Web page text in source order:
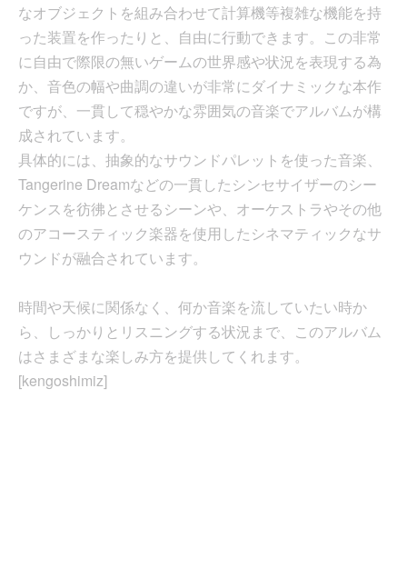
なオブジェクトを組み合わせて計算機等複雑な機能を持
った装置を作ったりと、自由に行動できます。この非常
に自由で際限の無いゲームの世界感や状況を表現する為
か、音色の幅や曲調の違いが非常にダイナミックな本作
ですが、一貫して穏やかな雰囲気の音楽でアルバムが構
成されています。
具体的には、抽象的なサウンドパレットを使った音楽、
Tangerine Dreamなどの一貫したシンセサイザーのシー
ケンスを彷彿とさせるシーンや、オーケストラやその他
のアコースティック楽器を使用したシネマティックなサ
ウンドが融合されています。
時間や天候に関係なく、何か音楽を流していたい時か
ら、しっかりとリスニングする状況まで、このアルバム
はさまざまな楽しみ方を提供してくれます。
[kengoshimiz]